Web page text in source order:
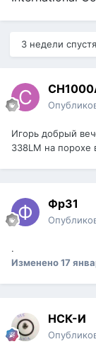
3 недели
Игорь добрый
338LM на порохе
Фр31
.
Изменено17
НСК-И